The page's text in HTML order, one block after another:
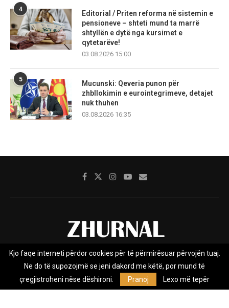
4
Editorial / Priten reforma në sistemin e
pensioneve – shteti mund ta marrë
shtyllën e dytë nga kursimet e
qytetarëve!
03.08.2026 15:00
5
Mucunski: Qeveria punon për
zhbllokimin e eurointegrimeve, detajet
nuk thuhen
03.08.2026 16:35
Rreth nesh Impresumi Marketing
Privacy Policy
Zhurnal.mk është Agjenci e Lajmeve e pavarur, e themeluar në vitin
Kjo faqe interneti përdor cookies për të përmirësuar përvojën tuaj.
Ne do të supozojmë se jeni dakord me këtë, por mund të
çregjistroheni nëse dëshironi.
Pranoj Lexo më tepër